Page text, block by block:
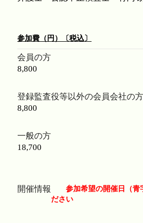
参加費（円）〔税込〕
会員の方
8,800
登録監査役等以外の会員会社の方
8,800
一般の方
18,700
開催情報
参加希望の開催日（青
ださい